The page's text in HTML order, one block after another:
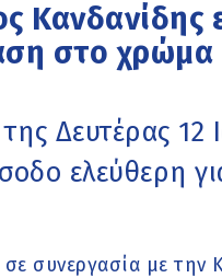
Κανδανίδης
στο χρώμα
Δευτέρας 12
ελεύθερη
συνεργασία με την